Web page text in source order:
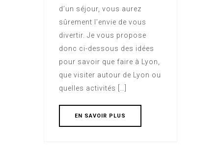
d’un séjour, vous aurez
sûrement l’envie de vous
divertir. Je vous propose
donc ci-dessous des idées
pour savoir que faire à Lyon,
que visiter autour de Lyon ou
quelles activités […]
EN SAVOIR PLUS